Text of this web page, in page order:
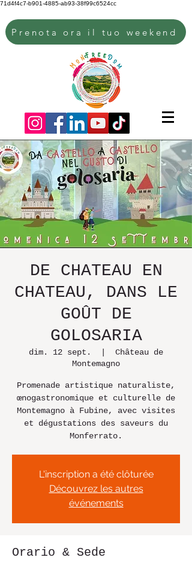
71d4f4c7-b901-4885-ab93-38f99c6524cc
Prenota ora il tuo weekend
DE CHATEAU EN
CHATEAU, DANS LE
GOÛT DE
GOLOSARIA
dim. 12 sept.
Château de
Montemagno
Promenade artistique naturaliste,
œnogastronomique et culturelle de
Montemagno à Fubine, avec visites
et dégustations des saveurs du
Monferrato.
L'inscription a été clôturée
Découvrez les autres
événements
Orario & Sede